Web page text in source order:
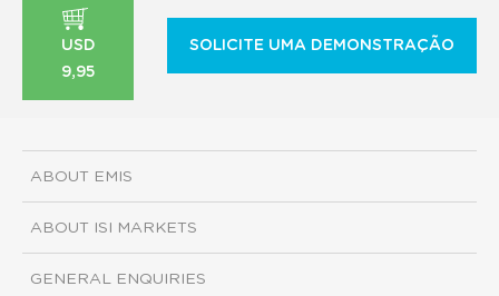
USD
9,95
SOLICITE UMA DEMONSTRAÇÃO
ABOUT EMIS
ABOUT ISI MARKETS
GENERAL ENQUIRIES